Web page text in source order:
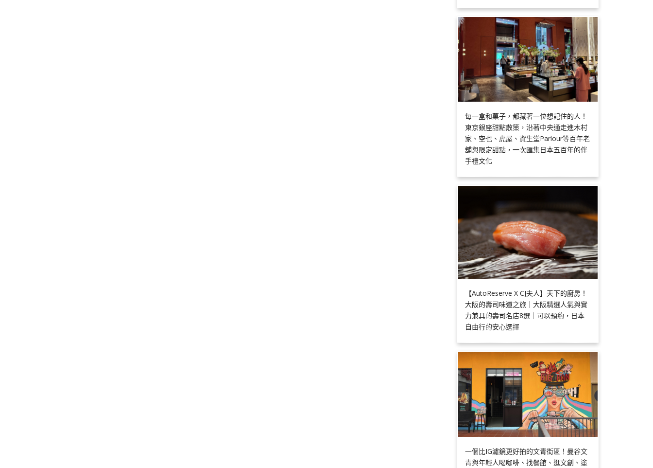
每一盒和菓子，都藏著一位想記住的人！
東京銀座甜點散策，沿著中央通走進木村
家、空也、虎屋、資生堂Parlour等百年老
舖與限定甜點，一次匯集日本五百年的伴
手禮文化
【AutoReserve X CJ夫人】天下的廚房！
大阪的壽司味道之旅｜大阪精選人氣與實
力兼具的壽司名店8選｜可以預約，日本
自由行的安心選擇
一個比IG濾鏡更好拍的文青街區！曼谷文
青與年輕人喝咖啡、找餐館、逛文創、塗